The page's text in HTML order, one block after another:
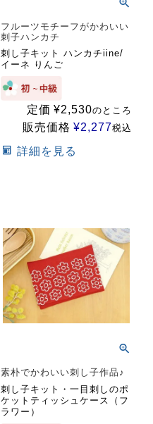
フルーツモチーフがかわいい
刺子ハンカチ
刺し子キット ハンカチiine/
イーネ りんご
定価 ¥2,530のところ
販売価格 ¥2,277税込
詳細を見る
素朴でかわいい刺し子作品♪
刺し子キット・一目刺しのポ
ケットティッシュケース（フ
ラワー）